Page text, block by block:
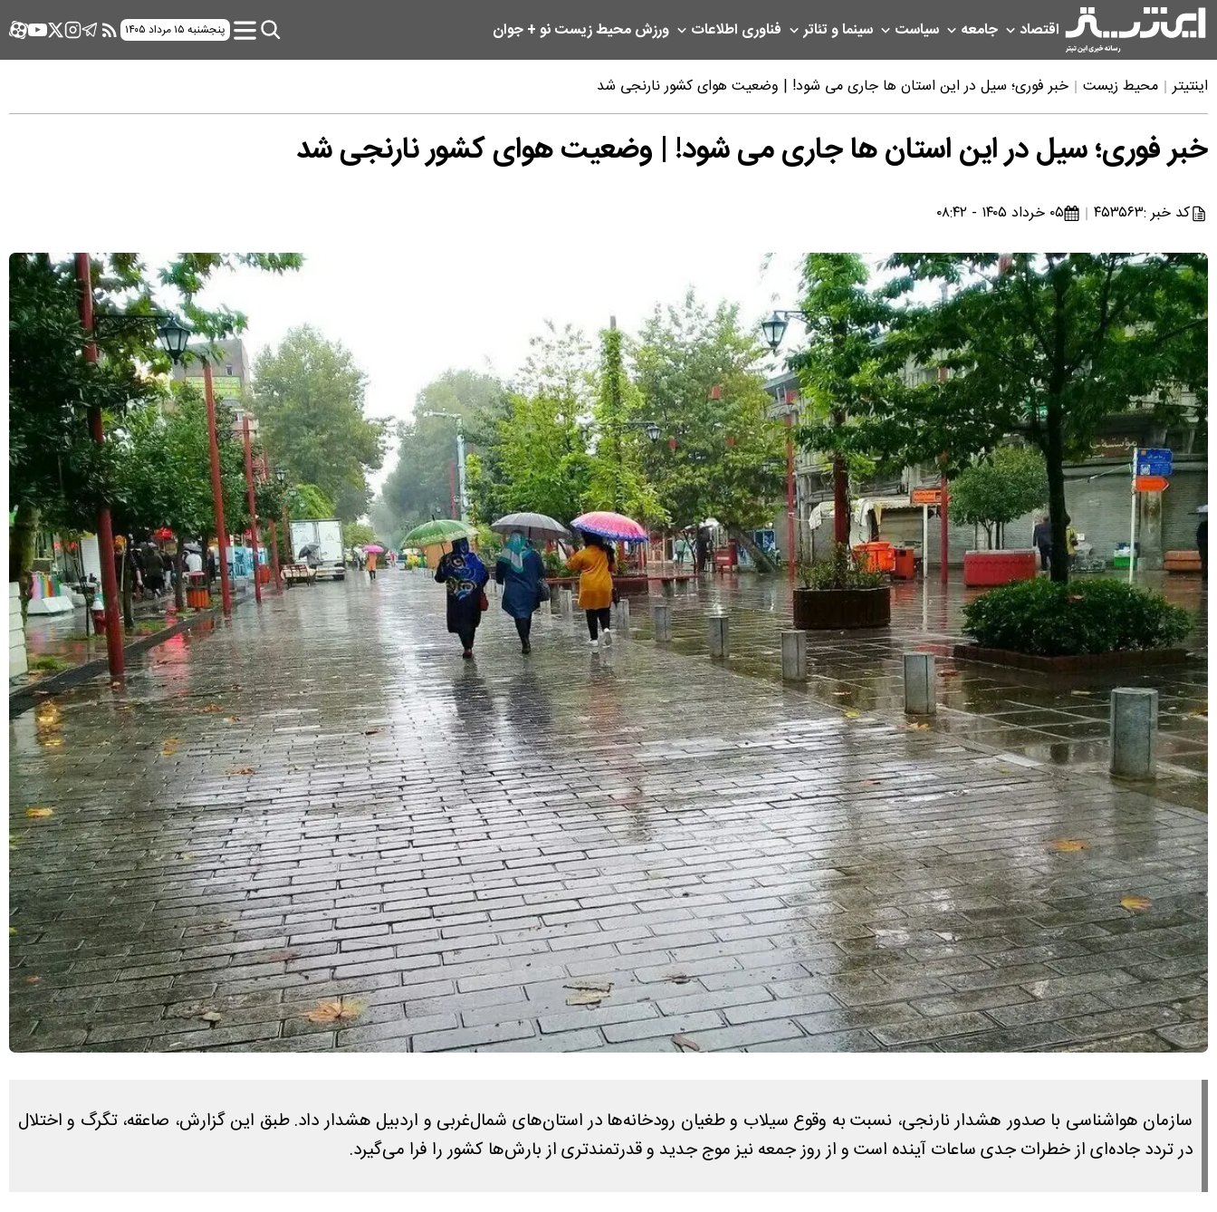
اقتصاد جامعه سیاست سینما و تئاتر فناوری اطلاعات ورزشمحیط زیستنو + جوان پنجشنبه ۱۵ مرداد ۱۴۰۵
اینتیتر محیط زیست خبر فوری؛ سیل در این استان ها جاری می شود! | وضعیت هوای کشور نارنجی شد
خبر فوری؛ سیل در این استان ها جاری می شود! | وضعیت هوای کشور نارنجی شد
کد خبر :۴۵۳۵۶۳ ۰۵ خرداد ۱۴۰۵ - ۰۸:۴۲
سازمان هواشناسی با صدور هشدار نارنجی، نسبت به وقوع سیلاب و طغیان رودخانه‌ها در استان‌های شمال‌غربی و اردبیل هشدار داد. طبق این گزارش، صاعقه، تگرگ و اختلال
در تردد جاده‌ای از خطرات جدی ساعات آینده است و از روز جمعه نیز موج جدید و قدرتمندتری از بارش‌ها کشور را فرا می‌گیرد.